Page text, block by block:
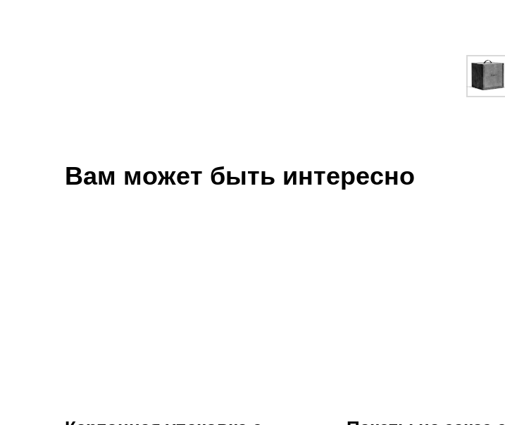
Вам может быть интересно